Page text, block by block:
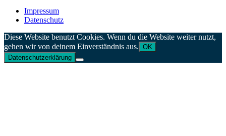
Impressum
Datenschutz
Diese Website benutzt Cookies. Wenn du die Website weiter nutzt,
gehen wir von deinem Einverständnis aus. OK
Datenschutzerklärung